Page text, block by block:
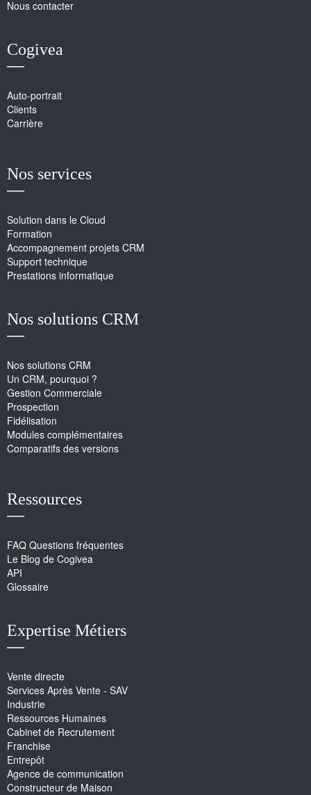
Nous contacter
Cogivea
Auto-portrait
Clients
Carrière
Nos services
Solution dans le Cloud
Formation
Accompagnement projets CRM
Support technique
Prestations informatique
Nos solutions CRM
Nos solutions CRM
Un CRM, pourquoi ?
Gestion Commerciale
Prospection
Fidélisation
Modules complémentaires
Comparatifs des versions
Ressources
FAQ Questions fréquentes
Le Blog de Cogivea
API
Glossaire
Expertise Métiers
Vente directe
Services Après Vente - SAV
Industrie
Ressources Humaines
Cabinet de Recrutement
Franchise
Entrepôt
Agence de communication
Constructeur de Maison